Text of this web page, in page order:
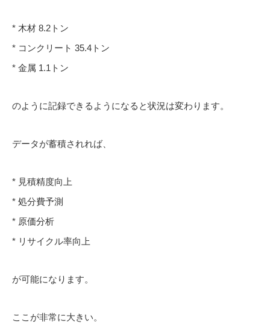
* 木材 8.2トン
* コンクリート 35.4トン
* 金属 1.1トン
のように記録できるようになると状況は変わります。
データが蓄積されれば、
* 見積精度向上
* 処分費予測
* 原価分析
* リサイクル率向上
が可能になります。
ここが非常に大きい。